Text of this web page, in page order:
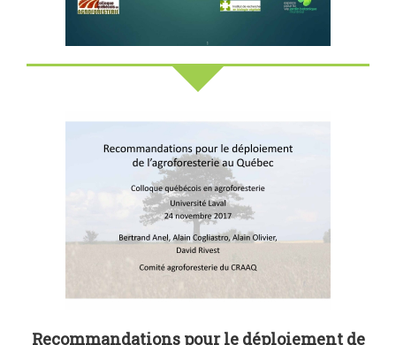
Recommandations pour le déploiement de